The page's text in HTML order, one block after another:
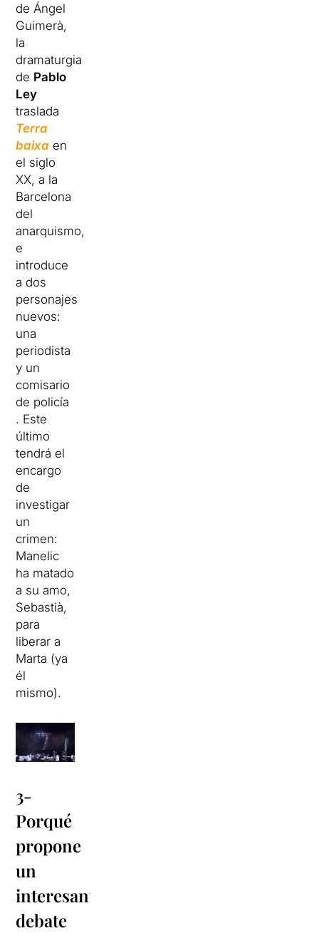
de Ángel
Guimerà,
la
dramaturgia
de Pablo
Ley
traslada
Terra
baixa en
el siglo
XX, a la
Barcelona
del
anarquismo,
e
introduce
a dos
personajes
nuevos:
una
periodista
y un
comisario
de policía
. Este
último
tendrá el
encargo
de
investigar
un
crimen:
Manelic
ha matado
a su amo,
Sebastià,
para
liberar a
Marta (ya
él
mismo).
3-
Porqué
propone
un
interesante
debate